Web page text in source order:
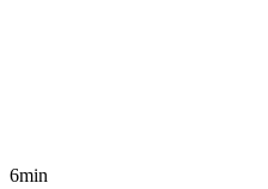
6min